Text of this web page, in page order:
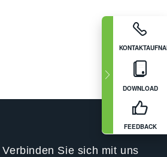
DOWNLOAD
FEEDBACK
Verbinden Sie sich mit uns